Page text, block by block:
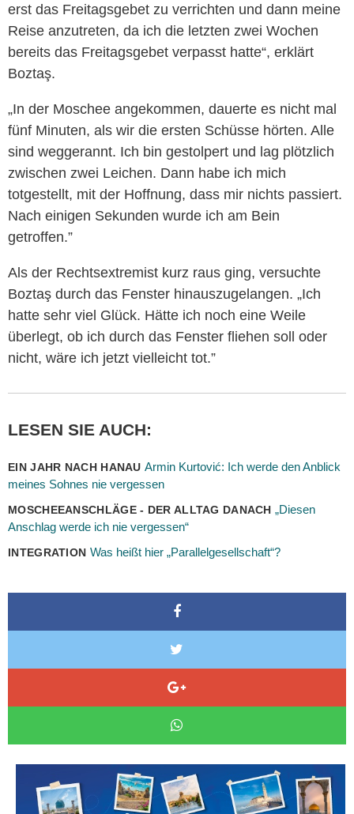
erst das Freitagsgebet zu verrichten und dann meine
Reise anzutreten, da ich die letzten zwei Wochen
bereits das Freitagsgebet verpasst hatte“, erklärt
Boztaş.
„In der Moschee angekommen, dauerte es nicht mal
fünf Minuten, als wir die ersten Schüsse hörten. Alle
sind weggerannt. Ich bin gestolpert und lag plötzlich
zwischen zwei Leichen. Dann habe ich mich
totgestellt, mit der Hoffnung, dass mir nichts passiert.
Nach einigen Sekunden wurde ich am Bein
getroffen.”
Als der Rechtsextremist kurz raus ging, versuchte
Boztaş durch das Fenster hinauszugelangen. „Ich
hatte sehr viel Glück. Hätte ich noch eine Weile
überlegt, ob ich durch das Fenster fliehen soll oder
nicht, wäre ich jetzt vielleicht tot.”
LESEN SIE AUCH:
EIN JAHR NACH HANAU Armin Kurtović: Ich werde den Anblick
meines Sohnes nie vergessen
MOSCHEEANSCHLÄGE - DER ALLTAG DANACH„Diesen
Anschlag werde ich nie vergessen“
INTEGRATION Was heißt hier „Parallelgesellschaft“?